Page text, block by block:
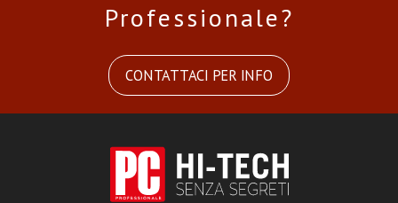
Professionale?
CONTATTACI PER INFO